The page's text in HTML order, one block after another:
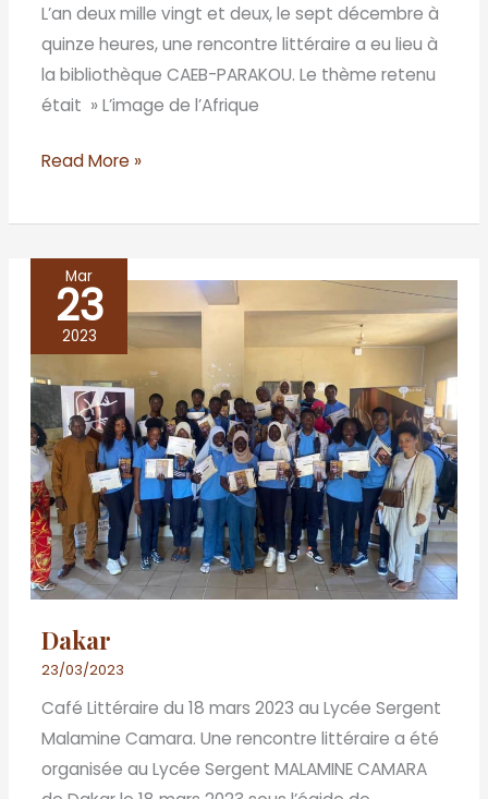
L’an deux mille vingt et deux, le sept décembre à
quinze heures, une rencontre littéraire a eu lieu à
la bibliothèque CAEB-PARAKOU. Le thème retenu
était » L’image de l’Afrique
Read More »
Mar
23
2023
Dakar
23/03/2023
Café Littéraire du 18 mars 2023 au Lycée Sergent
Malamine Camara. Une rencontre littéraire a été
organisée au Lycée Sergent MALAMINE CAMARA
Dakar